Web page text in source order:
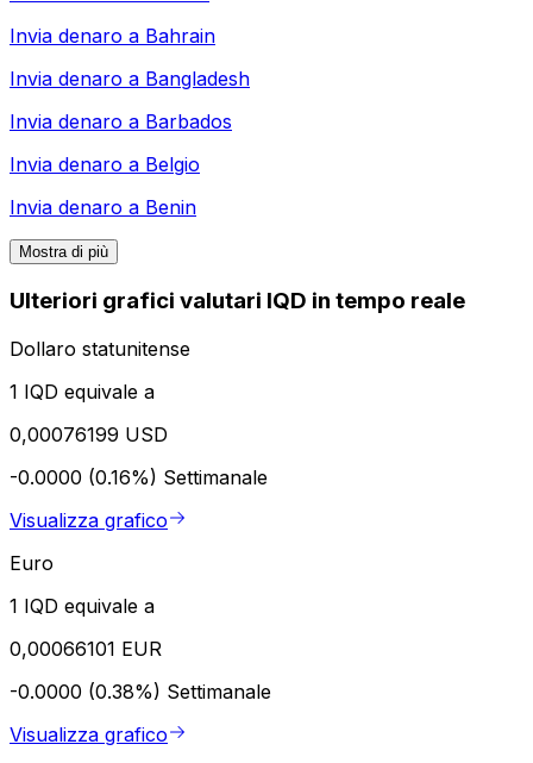
Invia denaro a Bahrain
Invia denaro a Bangladesh
Invia denaro a Barbados
Invia denaro a Belgio
Invia denaro a Benin
Mostra di più
Ulteriori grafici valutari IQD in tempo reale
Dollaro statunitense
1 IQD equivale a
0,00076199 USD
-0.0000 (0.16%) Settimanale
Visualizza grafico
Euro
1 IQD equivale a
0,00066101 EUR
-0.0000 (0.38%) Settimanale
Visualizza grafico